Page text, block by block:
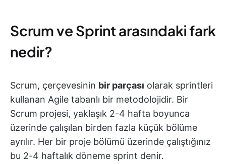
Scrum ve Sprint arasındaki fark
nedir?
Scrum, çerçevesinin bir parçası olarak sprintleri
kullanan Agile tabanlı bir metodolojidir. Bir
Scrum projesi, yaklaşık 2-4 hafta boyunca
üzerinde çalışılan birden fazla küçük bölüme
ayrılır. Her bir proje bölümü üzerinde çalıştığınız
bu 2-4 haftalık döneme sprint denir.